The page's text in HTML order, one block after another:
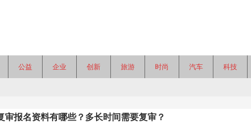
公益 企业 创新 旅游 时尚 汽车 科技
报名资料有哪些？多长时间需要复审？